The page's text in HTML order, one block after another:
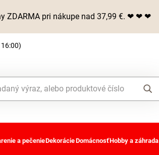
ZDARMA pri nákupe nad 37,99 €. ❤ ❤ ❤
a pečenieDekorácieDomácnosťHobby a záhrada